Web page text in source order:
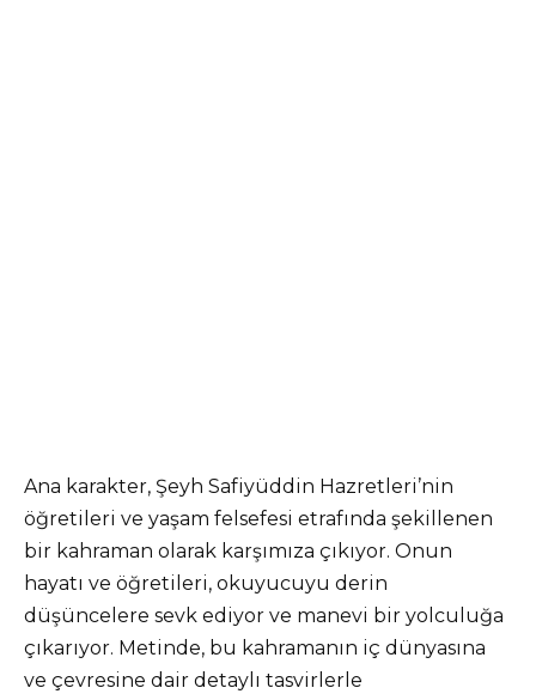
Ana karakter, Şeyh Safiyüddin Hazretleri’nin
öğretileri ve yaşam felsefesi etrafında şekillenen
bir kahraman olarak karşımıza çıkıyor. Onun
hayatı ve öğretileri, okuyucuyu derin
düşüncelere sevk ediyor ve manevi bir yolculuğa
çıkarıyor. Metinde, bu kahramanın iç dünyasına
ve çevresine dair detaylı tasvirlerle